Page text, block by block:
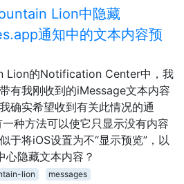
Lion中隐藏
通知中的文本内容预
Lion的Notification Center中，我
有我刚收到的iMessage文本内容
确实希望收到有关此情况的通
种方法可以使它只显示没有内容
于将iOS设置为不“显示预览”，以
心隐藏文本内容？
lion
messages